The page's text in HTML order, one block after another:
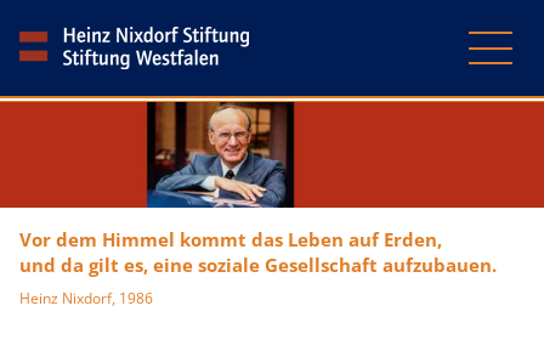
Vor dem Himmel kommt das Leben auf Erden,
und da gilt es, eine soziale Gesellschaft aufzubauen.
Heinz Nixdorf, 1986